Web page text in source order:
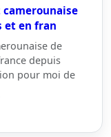
et en fran
de
depuis
pour moi de